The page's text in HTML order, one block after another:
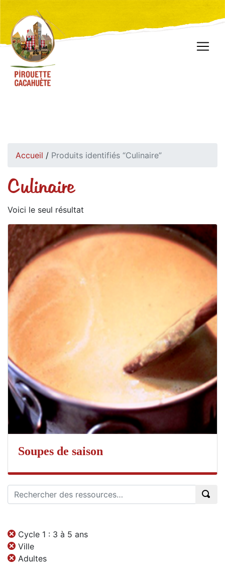
Accueil / Produits identifiés “Culinaire”
Culinaire
Voici le seul résultat
Soupes de saison
Cycle 1 : 3 à 5 ans
Ville
Adultes